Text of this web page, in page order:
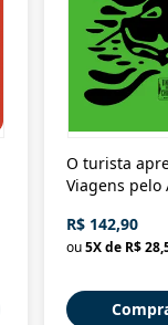
O turista
Viagens pelo
até a Bolívia
até dizer
R$ 142,90
ou5X de R$